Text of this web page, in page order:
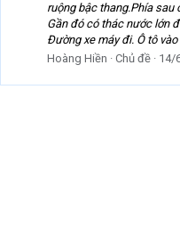
ruộng bậc thang.Phía sau
Gần đó có thác nước lớn
Đường xe máy đi. Ô tô vào
Hoàng Hiền
Chủ đề 14/